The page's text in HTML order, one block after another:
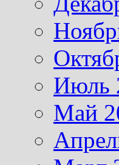
Июль
Май